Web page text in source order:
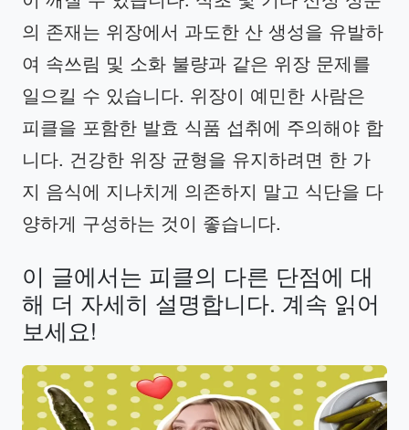
의 존재는 위장에서 과도한 산 생성을 유발하
여 속쓰림 및 소화 불량과 같은 위장 문제를
일으킬 수 있습니다. 위장이 예민한 사람은
피클을 포함한 발효 식품 섭취에 주의해야 합
니다. 건강한 위장 균형을 유지하려면 한 가
지 음식에 지나치게 의존하지 말고 식단을 다
양하게 구성하는 것이 좋습니다.
이 글에서는 피클의 다른 단점에 대
해 더 자세히 설명합니다. 계속 읽어
보세요!